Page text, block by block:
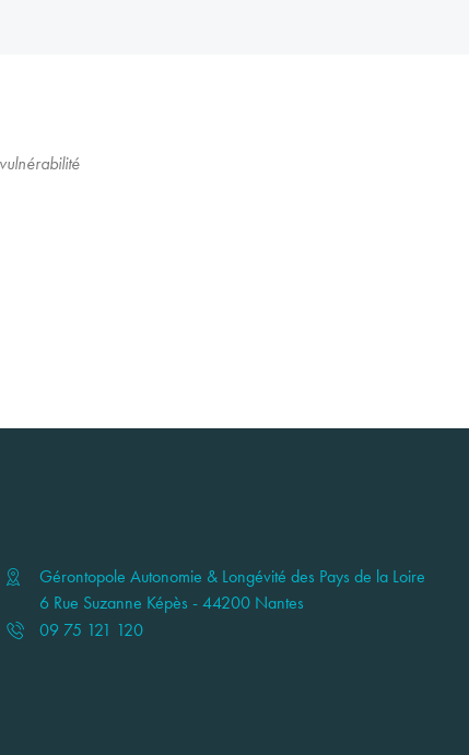
Gérontopole Autonomie & Longévité des Pays de la Loire
6 Rue Suzanne Képès - 44200 Nantes
09 75 121 120